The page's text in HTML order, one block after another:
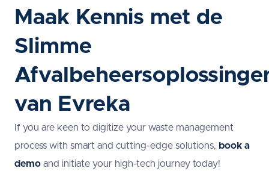
Maak Kennis met de
Slimme
van Evreka
If you are keen to digitize your waste management
process with smart and cutting-edge solutions, book a
demo and initiate your high-tech journey today!